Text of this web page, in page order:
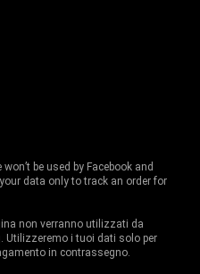
be used by Facebook and
data only to track an order for
non verranno utilizzati da
Utilizzeremo i tuoi dati solo per
in contrassegno.